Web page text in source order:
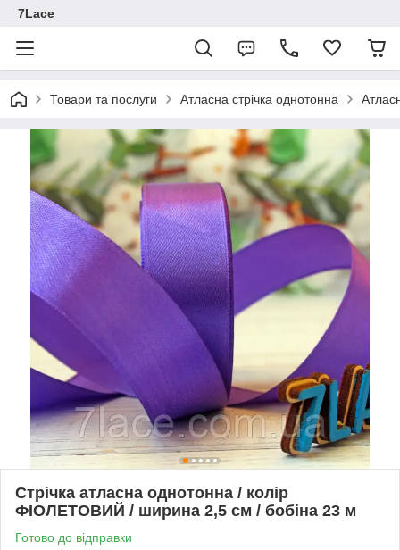
7Lace
Товари та послуги Атласна стрічка однотонна
Стрічка атласна однотонна / колір
ФІОЛЕТОВИЙ / ширина 2,5 см / бобіна 23 м
Готово до відправки